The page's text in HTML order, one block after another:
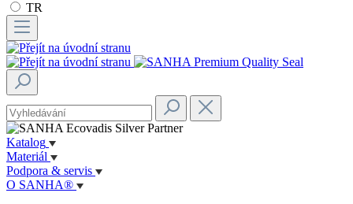
TR
Katalog
Materiál
Podpora & servis
O SANHA®